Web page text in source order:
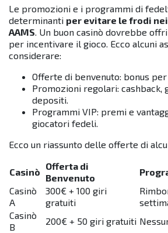
Le promozioni e i programmi di
determinanti per evitare le frodi
AAMS . Un buon casinò dovrebbe
per incentivare il gioco. Ecco alcuni
considerare:
Offerte di benvenuto: bonus
Promozioni regolari: cashback,
depositi.
Programmi VIP: premi e
giocatori fedeli.
Ecco un riassunto delle offerte di
Casinò
Offerta di
Benvenuto
Casinò
A
300€ + 100 giri
gratuiti
Casinò
B
200€ + 50 giri gratuiti